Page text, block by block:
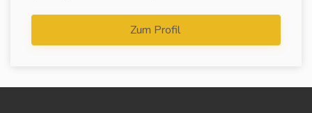
Zum Profil